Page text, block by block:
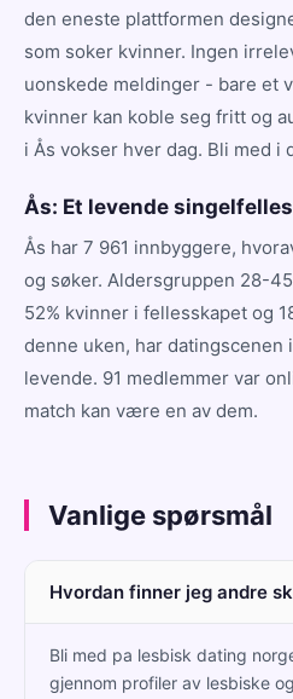
den eneste plattformen
som soker kvinner. Ingen
uonskede meldinger - bare et
kvinner kan koble seg fritt og
i Ås vokser hver dag. Bli med i
Ås: Et levende
Ås har 7 961 innbyggere,
og søker. Aldersgruppen 28-
52% kvinner i fellesskapet og
denne uken, har
levende. 91 medlemmer var
match kan være en av dem.
Vanlige spørsmål
Hvordan finner jeg andre
Bli med pa lesbisk dating
gjennom profiler av lesbiske